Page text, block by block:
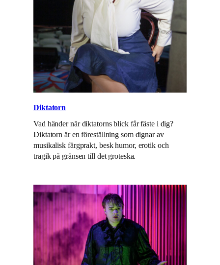
Diktatorn
Vad händer när diktatorns blick får fäste i dig?
Diktatorn är en föreställning som dignar av
musikalisk färgprakt, besk humor, erotik och
tragik på gränsen till det groteska.